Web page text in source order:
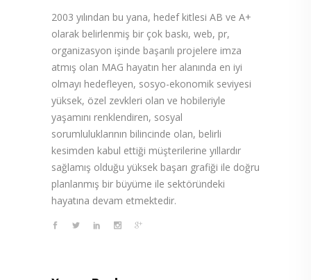
2003 yılından bu yana, hedef kitlesi AB ve A+
olarak belirlenmiş bir çok baskı, web, pr,
organizasyon işinde başarılı projelere imza
atmış olan MAG hayatın her alanında en iyi
olmayı hedefleyen, sosyo-ekonomik seviyesi
yüksek, özel zevkleri olan ve hobileriyle
yaşamını renklendiren, sosyal
sorumluluklarının bilincinde olan, belirli
kesimden kabul ettiği müşterilerine yıllardır
sağlamış olduğu yüksek başarı grafiği ile doğru
planlanmış bir büyüme ile sektöründeki
hayatına devam etmektedir.